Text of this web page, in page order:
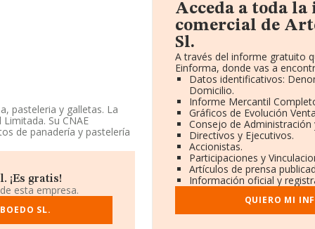
pasteleria y galletas. La
Su CNAE
de panadería y pastelería
fiscal
león.
empresas, a nivel nacional
¡Es gratis!
esta empresa.
SL.
Acceda a toda
comercial de
Sl.
A través del informe gratuito
Einforma, donde vas a
Datos identificativos:
Domicilio.
Informe Mercantil
Gráficos de Evolución
Consejo de
Directivos y Ejecutivos.
Accionistas.
Participaciones y
Artículos de prensa
Información oficial y
QUIERO MI